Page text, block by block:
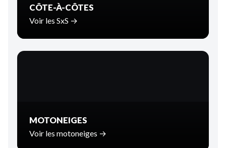
CÔTE-À-CÔTES
Voir les SxS →
MOTONEIGES
Voir les motoneiges →